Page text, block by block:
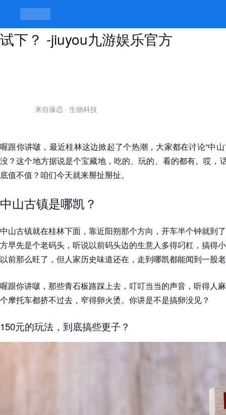
中山古镇小巷子150元，值不值得去
试下？ -jiuyou九游娱乐官方
来自缘恋 · 生物科技
喔跟你讲啵，最近桂林这边掀起了个热潮，大家都在讨论“中
没？这个地方据说是个宝藏地，吃的、玩的、看的都有。哎，
底值不值？咱们今天就来掰扯掰扯。
中山古镇是哪凯？
中山古镇就在桂林下面，靠近阳朔那个方向，开车半个钟就到
方早先是个老码头，听说以前码头边的生意人多得叼杠，搞得
以前那么旺了，但人家历史味道还在，走到哪凯都能闻到一股
喔跟你讲啵，那些青石板路踩上去，叮叮当当的声音，听得人
个摩托车都挤不过去，窄得卵火烫。你讲是不是搞卵没见？
150元的玩法，到底搞些更子？